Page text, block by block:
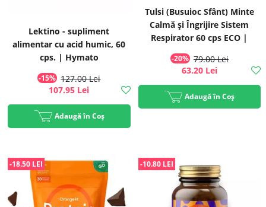
Lektino - supliment
alimentar cu acid humic, 60
cps. | Hymato
-15% 127.00 Lei
107.95 Lei
Adaugă în Coș
Tulsi (Busuioc Sfânt) Minte
Calmă și Îngrijire Sistem
Respirator 60 cps ECO |
-20% 79.00 Lei
63.20 Lei
Adaugă în Coș
-18.50 LEI -10.80 LEI